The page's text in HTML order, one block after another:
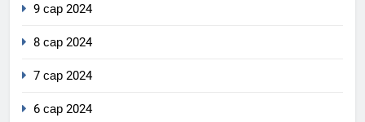
9 сар 2024
8 сар 2024
7 сар 2024
6 сар 2024